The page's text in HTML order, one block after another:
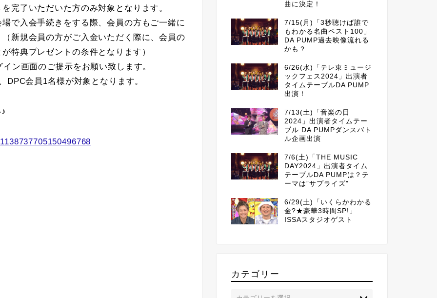
完了いただいた方のみ対象となります。
で入会手続きをする際、会員の方もご一緒に
新規会員の方がご入金いただく際に、会員の
特典プレゼントの条件となります）
ン画面のご提示をお願い致します。
会員1名様が対象となります。
曲に決定！
7/15(月)「3秒聴けば誰で
もわかる名曲ベスト100」
DA PUMP過去映像流れる
かも？
6/26(水)「テレ東ミュージ
ックフェス2024」出演者
タイムテーブルDA PUMP
出演！
7/13(土)「音楽の日
2024」出演者タイムテー
ブル DA PUMPダンスバト
ル企画出演
7/6(土)「THE MUSIC
DAY2024」出演者タイム
テーブルDA PUMPは？テ
ーマは”サプライズ”
6/29(土)「いくらかわかる
金?★豪華3時間SP!」
ISSAスタジオゲスト
カテゴリー